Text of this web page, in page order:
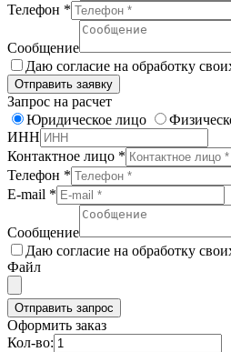
Телефон *
Сообщение
Даю согласие на обработку
Отправить заявку
Запрос на расчет
Юридическое лицо
ИНН
Контактное лицо *
Телефон *
E-mail *
Сообщение
Даю согласие на обработку
Файл
Отправить запрос
Оформить заказ
Кол-во: